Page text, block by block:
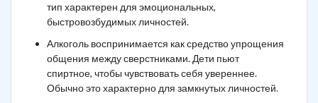
тип характерен для эмоциональных,
быстровозбудимых личностей.
Алкоголь воспринимается как средство упрощения
общения между сверстниками. Дети пьют
спиртное, чтобы чувствовать себя увереннее.
Обычно это характерно для замкнутых личностей.